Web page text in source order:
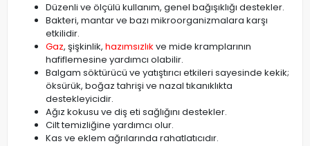
Düzenli ve ölçülü kullanım, genel bağışıklığı destekler.
Bakteri, mantar ve bazı mikroorganizmalara karşı
etkilidir.
Gaz, şişkinlik, hazımsızlık ve mide kramplarının
hafiflemesine yardımcı olabilir.
Balgam söktürücü ve yatıştırıcı etkileri sayesinde kekik;
öksürük, boğaz tahrişi ve nazal tıkanıklıkta
destekleyicidir.
Ağız kokusu ve diş eti sağlığını destekler.
Cilt temizliğine yardımcı olur.
Kas ve eklem ağrılarında rahatlatıcıdır.